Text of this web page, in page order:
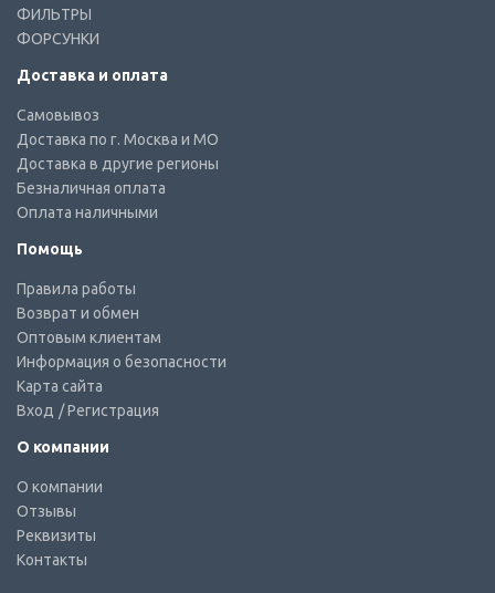
ФИЛЬТРЫ
ФОРСУНКИ
Доставка и оплата
Самовывоз
Доставка по г. Москва и МО
Доставка в другие регионы
Безналичная оплата
Оплата наличными
Помощь
Правила работы
Возврат и обмен
Оптовым клиентам
Информация о безопасности
Карта сайта
Вход / Регистрация
О компании
О компании
Отзывы
Реквизиты
Контакты